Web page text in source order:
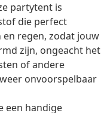
partytent is
die perfect
en regen, zodat jouw
zijn, ongeacht het
of andere
onvoorspelbaar
een handige